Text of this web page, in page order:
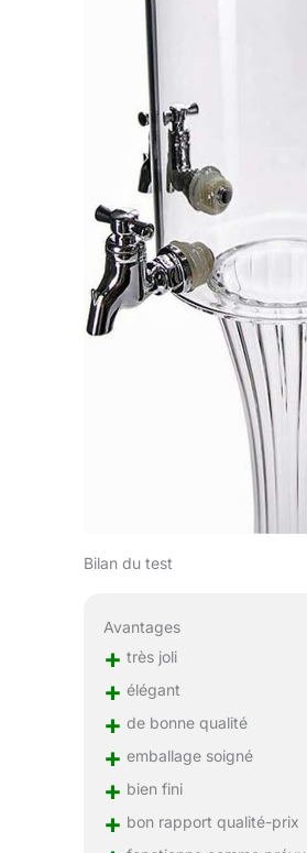
Bilan du test
Avantages
+ très joli
+ élégant
+ de bonne qualité
+ emballage soigné
+ bien fini
+ bon rapport qualité-prix